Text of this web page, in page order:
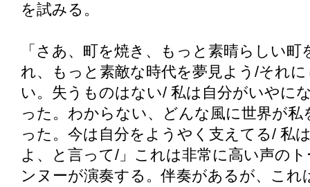
を試みる。
「さあ、町を焼き、もっと素晴らしい
れ、もっと素敵な時代を夢見よう/それ
い。失うものはない/ 私は自分がいやに
った。わからない、どんな風に世界が
った。今は自分をようやく支えてる/ 私
よ、と言って/」これは非常に高い声の
ンヌーが演奏する。伴奏があるが、こ